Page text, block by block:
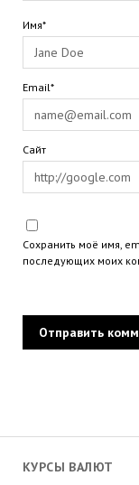
КУРСЫ ВАЛЮТ
Имя*
Email*
Сайт
Сохранить моё имя,
последующих моих